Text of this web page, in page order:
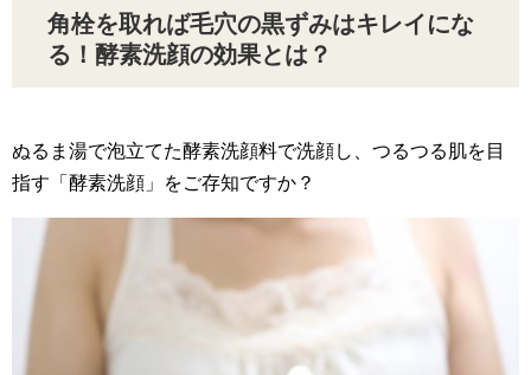
角栓を取れば毛穴の黒ずみはキレイにな
る！酵素洗顔の効果とは？
ぬるま湯で泡立てた酵素洗顔料で洗顔し、つるつる肌を目
指す「酵素洗顔」をご存知ですか？